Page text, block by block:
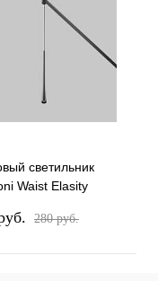
светильник
Waist Elasity
M-B
280 pуб.